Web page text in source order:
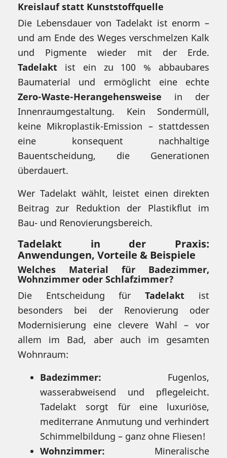
Kreislauf statt Kunststoffquelle
Die Lebensdauer von Tadelakt ist enorm –
und am Ende des Weges verschmelzen Kalk
und Pigmente wieder mit der Erde.
Tadelakt ist ein zu 100 % abbaubares
Baumaterial und ermöglicht eine echte
Zero-Waste-Herangehensweise in der
Innenraumgestaltung. Kein Sondermüll,
keine Mikroplastik-Emission – stattdessen
eine konsequent nachhaltige
Bauentscheidung, die Generationen
überdauert.
Wer Tadelakt wählt, leistet einen direkten
Beitrag zur Reduktion der Plastikflut im
Bau- und Renovierungsbereich.
Tadelakt in der Praxis:
Anwendungen, Vorteile & Beispiele
Welches Material für Badezimmer,
Wohnzimmer oder Schlafzimmer?
Die Entscheidung für Tadelakt ist
besonders bei der Renovierung oder
Modernisierung eine clevere Wahl – vor
allem im Bad, aber auch im gesamten
Wohnraum:
Badezimmer: Fugenlos,
wasserabweisend und pflegeleicht.
Tadelakt sorgt für eine luxuriöse,
mediterrane Anmutung und verhindert
Schimmelbildung – ganz ohne Fliesen!
Wohnzimmer: Mineralische